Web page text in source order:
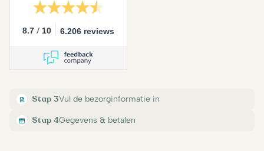
8.7 / 10 6.206 reviews
Stap 3Vul de bezorginformatie in
Stap 4Gegevens & betalen